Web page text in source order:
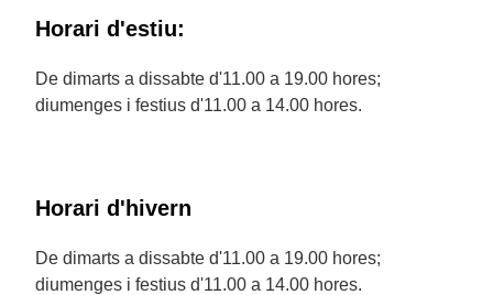
Horari d'estiu:
De dimarts a dissabte d'11.00 a 19.00 hores;
diumenges i festius d'11.00 a 14.00 hores.
Horari d'hivern
De dimarts a dissabte d'11.00 a 19.00 hores;
diumenges i festius d'11.00 a 14.00 hores.